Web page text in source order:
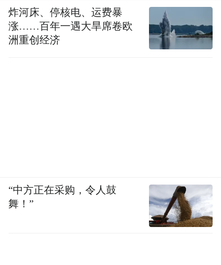
炸河床、停核电、运费暴
涨……百年一遇大旱席卷欧
洲重创经济
“中方正在采购，令人鼓
舞！”